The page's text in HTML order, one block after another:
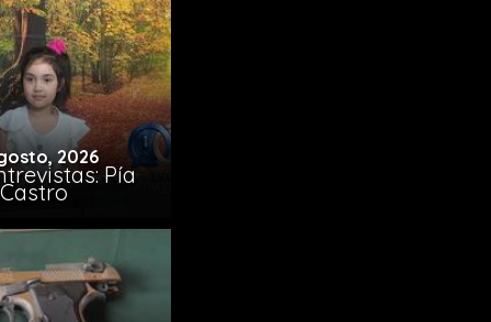
2026
Pía
Castro